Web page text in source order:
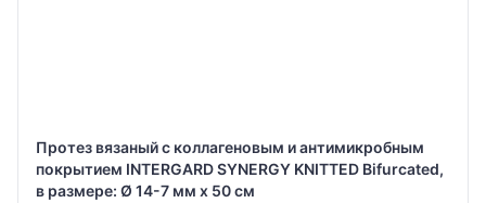
Протез вязаный с коллагеновым и антимикробным
покрытием INTERGARD SYNERGY KNITTED Bifurcated,
в размере: Ø 14-7 мм х 50 см